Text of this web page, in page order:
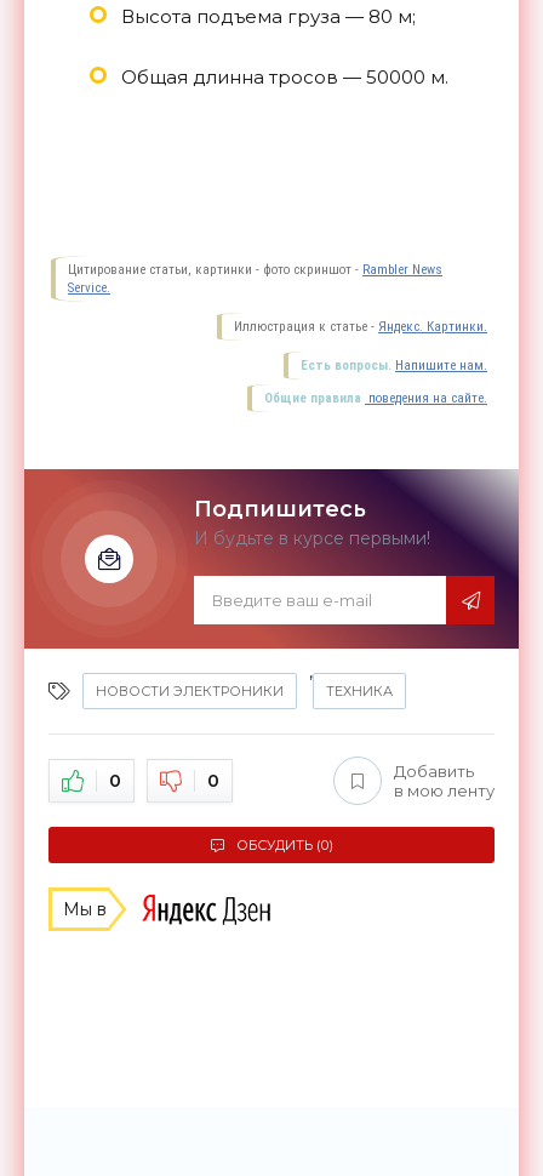
Высота подъема груза — 80 м;
Общая длинна тросов — 50000 м.
Цитирование статьи, картинки - фото скриншот - Rambler News
Service.
Иллюстрация к статье - Яндекс. Картинки.
Есть вопросы. Напишите нам.
Общие правила поведения на сайте.
Подпишитесь
И будьте в курсе первыми!
НОВОСТИ ЭЛЕКТРОНИКИ
,
ТЕХНИКА
0 0
Добавить
в мою ленту
ОБСУДИТЬ (0)
Мы в